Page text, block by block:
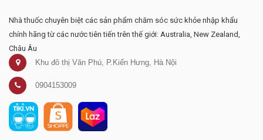
Nhà thuốc chuyên biệt các sản phẩm chăm sóc sức khỏe nhập khẩu
chính hãng từ các nước tiên tiến trên thế giới: Australia, New Zealand,
Châu Âu
Khu đô thị Văn Phú, P.Kiến Hưng, Hà Nội
0904153009